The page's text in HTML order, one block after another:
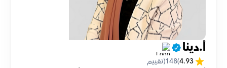
أ.دينا
4.93
(
148(تقييم